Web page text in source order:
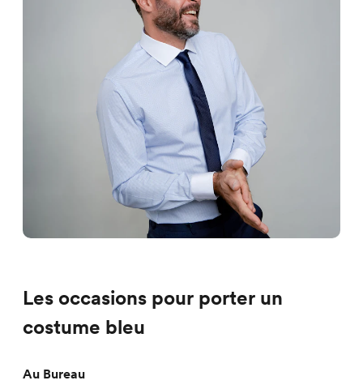
Les occasions pour porter un
costume bleu
Au Bureau